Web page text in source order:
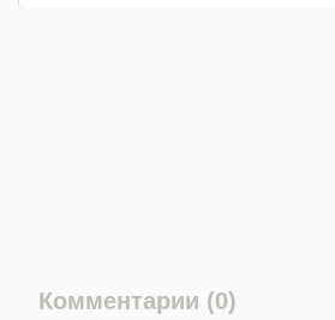
Комментарии (0)